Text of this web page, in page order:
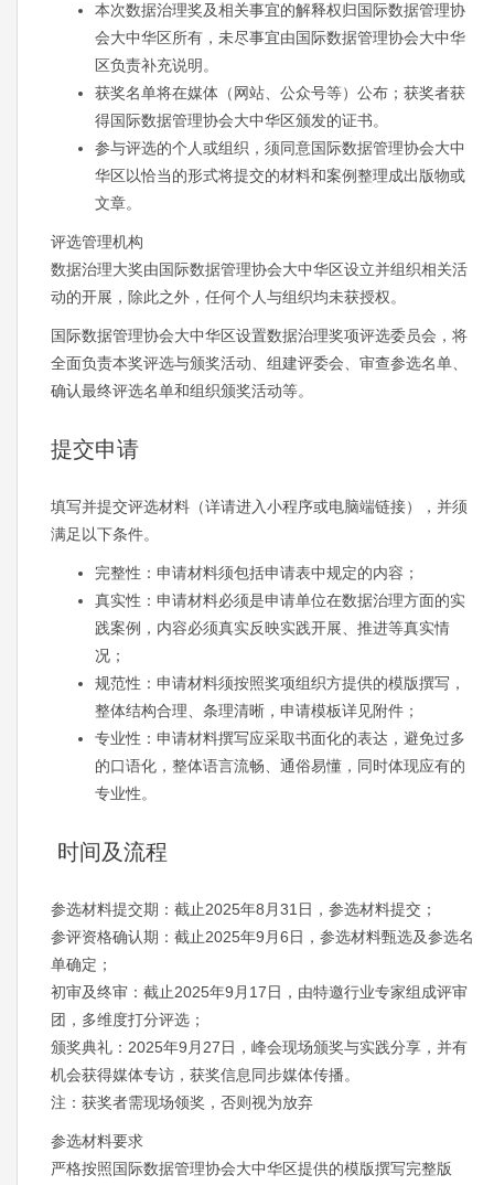
本次数据治理奖及相关事宜的解释权归国际数据管理协
会大中华区所有，未尽事宜由国际数据管理协会大中华
区负责补充说明。
获奖名单将在媒体（网站、公众号等）公布；获奖者获
得国际数据管理协会大中华区颁发的证书。
参与评选的个人或组织，须同意国际数据管理协会大中
华区以恰当的形式将提交的材料和案例整理成出版物或
文章。
评选管理机构
数据治理大奖由国际数据管理协会大中华区设立并组织相关活
动的开展，除此之外，任何个人与组织均未获授权。
国际数据管理协会大中华区设置数据治理奖项评选委员会，将
全面负责本奖评选与颁奖活动、组建评委会、审查参选名单、
确认最终评选名单和组织颁奖活动等。
提交申请
填写并提交评选材料（详请进入小程序或电脑端链接），并须
满足以下条件。
完整性：申请材料须包括申请表中规定的内容；
真实性：申请材料必须是申请单位在数据治理方面的实
践案例，内容必须真实反映实践开展、推进等真实情
况；
规范性：申请材料须按照奖项组织方提供的模版撰写，
整体结构合理、条理清晰，申请模板详见附件；
专业性：申请材料撰写应采取书面化的表达，避免过多
的口语化，整体语言流畅、通俗易懂，同时体现应有的
专业性。
时间及流程
参选材料提交期：截止2025年8月31日，参选材料提交；
参评资格确认期：截止2025年9月6日，参选材料甄选及参选名
单确定；
初审及终审：截止2025年9月17日，由特邀行业专家组成评审
团，多维度打分评选；
颁奖典礼：2025年9月27日，峰会现场颁奖与实践分享，并有
机会获得媒体专访，获奖信息同步媒体传播。
注：获奖者需现场领奖，否则视为放弃
参选材料要求
严格按照国际数据管理协会大中华区提供的模版撰写完整版